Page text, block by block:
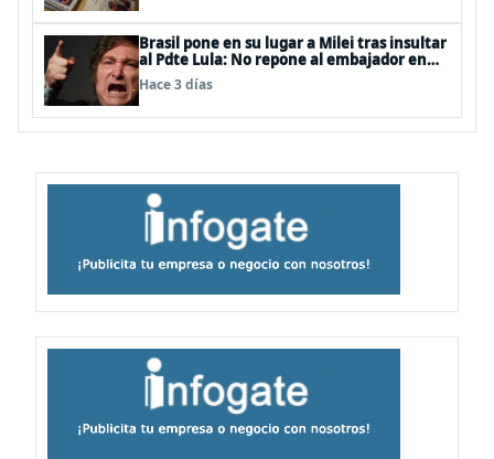
Brasil pone en su lugar a Milei tras insultar
al Pdte Lula: No repone al embajador en
BBSS y rebaja la relación bilateral
Hace 3 días